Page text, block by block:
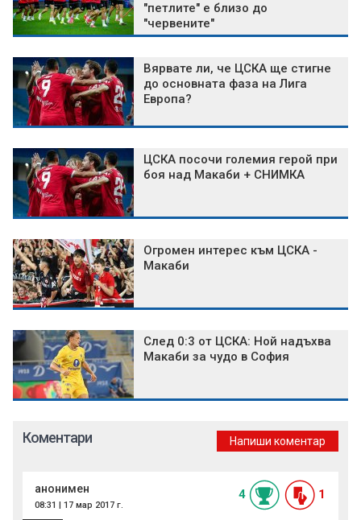
"петлите" е близо до
"червените"
Вярвате ли, че ЦСКА ще стигне
до основната фаза на Лига
Европа?
ЦСКА посочи големия герой при
боя над Макаби + СНИМКА
Огромен интерес към ЦСКА -
Макаби
След 0:3 от ЦСКА: Ной надъхва
Макаби за чудо в София
Коментари Напиши коментар
анонимен
08:31 | 17 мар 2017 г.
4 1